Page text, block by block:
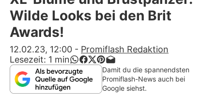
Alle Themen auf Promiflash
App runterladen
Team
Redaktionelle Richtlinien
Wilde Looks bei den Brit
Awards!
12.02.23, 12:00 - Promiflash Redaktion
Lesezeit: 1 min
Damit du die spannendsten
Promiflash-News auch bei
Google siehst.